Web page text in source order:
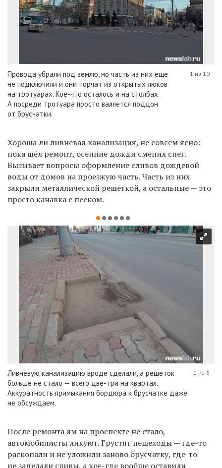
Провода убрали под землю, но часть из них еще
не подключили и они торчат из открытых люков
на тротуарах. Кое-что осталось и на столбах.
А посреди тротуара просто валяется поддон
от брусчатки.
1 из 10
Хороша ли ливневая канализация, не совсем ясно:
пока шёл ремонт, осенние дожди сменил снег.
Вызывает вопросы оформление сливов дождевой
воды от домов на проезжую часть. Часть из них
закрыли металлической решеткой, а остальные — это
просто канавка с песком.
Ливневую канализацию вроде сделали, а решеток
больше не стало — всего две-три на квартал.
Аккуратность примыкания бордюра к брусчатке даже
не обсуждаем.
1 из 6
После ремонта ям на проспекте не стало,
автомобилисты ликуют. Грустят пешеходы — где-то
раскопали и не уложили заново брусчатку, где-то
не заделали сливы, а кое-где вообще оставили